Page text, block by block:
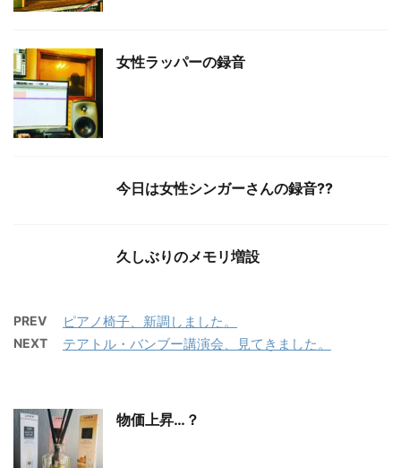
女性ラッパーの録音
今日は女性シンガーさんの録音?‍?
久しぶりのメモリ増設
PREV ピアノ椅子、新調しました。
NEXT テアトル・バンブー講演会、見てきました。
物価上昇…？